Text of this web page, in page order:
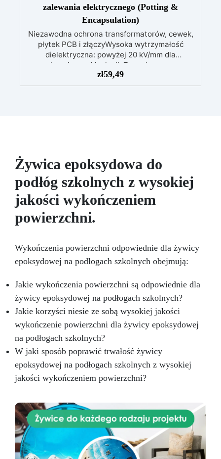
zalewania elektrycznego (Potting &
Encapsulation)
Niezawodna ochrona transformatorów, cewek,
płytek PCB i złączyWysoka wytrzymałość
dielektryczna: powyżej 20 kV/mm dla
bezpiecznej izolacji. Zero skurczu:
gwarantowana stabilność wymiarowa podczas
utwardzania. Odporność na wilgoć i środki
przezroczystej (do LED i łatwej kontroli) oraz z
czarnym barwnikiem – osobno, dla ochrony
patentowej i anty-sabotażowej.
zł59,49
Żywica epoksydowa do
podłóg szkolnych z wysokiej
jakości wykończeniem
powierzchni.
Wykończenia powierzchni odpowiednie dla żywicy
epoksydowej na podłogach szkolnych obejmują:
Jakie wykończenia powierzchni są odpowiednie dla
żywicy epoksydowej na podłogach szkolnych?
Jakie korzyści niesie ze sobą wysokiej jakości
wykończenie powierzchni dla żywicy epoksydowej
na podłogach szkolnych?
W jaki sposób poprawić trwałość żywicy
epoksydowej na podłogach szkolnych z wysokiej
jakości wykończeniem powierzchni?